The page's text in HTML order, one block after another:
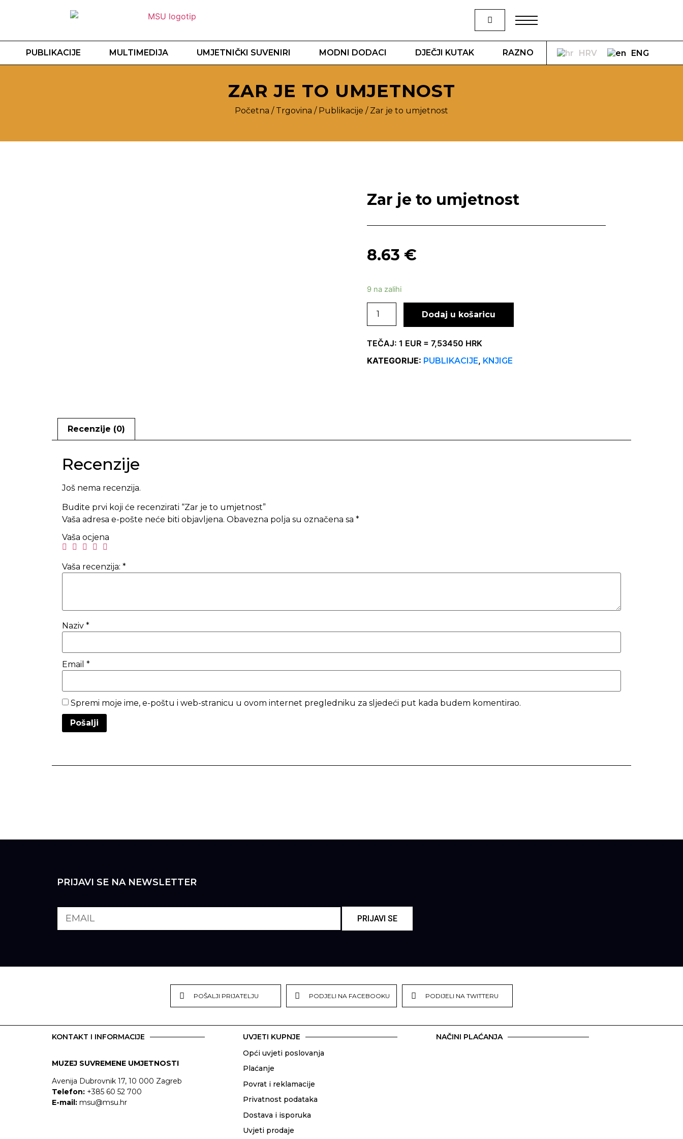
PUBLIKACIJE MULTIMEDIJA UMJETNIČKI SUVENIRI MODNI DODACI DJEČJI KUTAK RAZNO HRV ENG
ZAR JE TO UMJETNOST
Početna / Trgovina / Publikacije / Zar je to umjetnost
Zar je to umjetnost
8.63 €
9 na zalihi
Dodaj u košaricu
TEČAJ: 1 EUR = 7,53450 HRK
KATEGORIJE: PUBLIKACIJE, KNJIGE
Recenzije (0)
Recenzije
Još nema recenzija.
Budite prvi koji će recenzirati “Zar je to umjetnost”
Vaša adresa e-pošte neće biti objavljena. Obavezna polja su označena sa *
Vaša ocjena
Vaša recenzija: *
Naziv *
Email *
Spremi moje ime, e-poštu i web-stranicu u ovom internet pregledniku za sljedeći put kada budem komentirao.
PRIJAVI SE NA NEWSLETTER
PRIJAVI SE
POŠALJI PRIJATELJU PODJELI NA FACEBOOKU PODIJELI NA TWITTERU
KONTAKT I INFORMACIJE
MUZEJ SUVREMENE UMJETNOSTI
Avenija Dubrovnik 17, 10 000 Zagreb
Telefon: +385 60 52 700
E-mail: msu@msu.hr
UVJETI KUPNJE
Opći uvjeti poslovanja
Plaćanje
Povrat i reklamacije
Privatnost podataka
Dostava i isporuka
Uvjeti prodaje
NAČINI PLAĆANJA